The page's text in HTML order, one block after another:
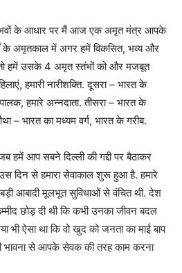
के आधार पर मैं आज एक अमृत मंत्र आपके
के अमृतकाल में अगर हमें विकसित, भव्य और
तो हमें उसके 4 अमृत स्तंभों को और मजबूत
हमारी नारीशक्ति. दूसरा – भारत के
हमारे अन्नदाता. तीसरा – भारत के
– भारत का मध्यम वर्ग, भारत के गरीब.
हमें आप सबने दिल्ली की गद्दी पर बैठाकर
उस दिन से हमारा सेवाकाल शुरू हुआ है. हमारे
आबादी मूलभूत सुविधाओं से वंचित थी. देश
छोड़ दी थी कि कभी उनका जीवन बदल
भी ऐसा था कि वो खुद को जनता का माई बाप
भावना से आपके सेवक की तरह काम करना